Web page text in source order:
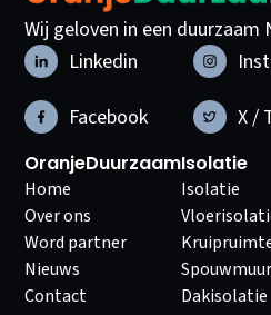
Wij geloven in een duurzaam
Linkedin
Facebook
X /
OranjeDuurzaam
Home
Over ons
Word partner
Nieuws
Contact
Isolatie
Isolatie
Dakisolatie